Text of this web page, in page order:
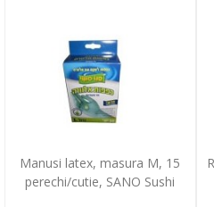
Manusi latex, masura M, 15
perechi/cutie, SANO Sushi